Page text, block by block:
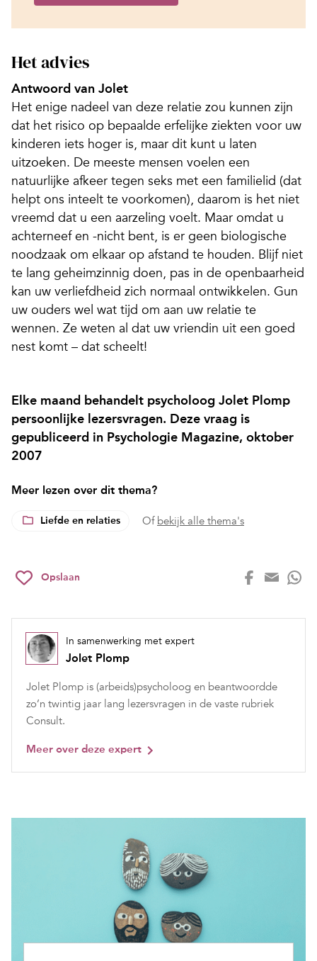
Het advies
Antwoord van Jolet
Het enige nadeel van deze relatie zou kunnen zijn
dat het risico op bepaalde erfelijke ziekten voor uw
kinderen iets hoger is, maar dit kunt u laten
uitzoeken. De meeste mensen voelen een
natuurlijke afkeer tegen seks met een familielid (dat
helpt ons inteelt te voorkomen), daarom is het niet
vreemd dat u een aarzeling voelt. Maar omdat u
achterneef en -nicht bent, is er geen biologische
noodzaak om elkaar op afstand te houden. Blijf niet
te lang geheimzinnig doen, pas in de openbaarheid
kan uw verliefdheid zich normaal ontwikkelen. Gun
uw ouders wel wat tijd om aan uw relatie te
wennen. Ze weten al dat uw vriendin uit een goed
nest komt – dat scheelt!
Elke maand behandelt psycholoog Jolet Plomp
persoonlijke lezersvragen. Deze vraag is
gepubliceerd in Psychologie Magazine, oktober
2007
Meer lezen over dit thema?
Liefde en relaties Of bekijk alle thema's
Opslaan
In samenwerking met expert
Jolet Plomp
Jolet Plomp is (arbeids)psycholoog en beantwoordde
zo’n twintig jaar lang lezersvragen in de vaste rubriek
Consult.
Meer over deze expert